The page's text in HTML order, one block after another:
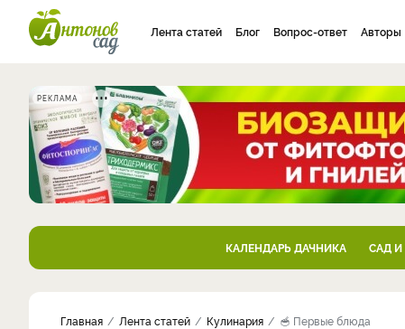
Лента статей Блог Вопрос-ответ Авторы
РЕКЛАМА
КАЛЕНДАРЬ ДАЧНИКА САД И
Главная Лента статей Кулинария 🥣 Первые блюда